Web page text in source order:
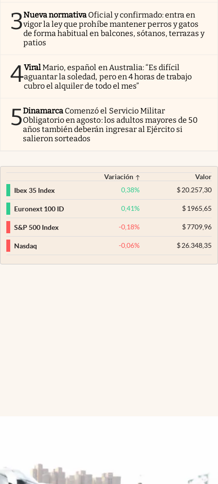
3Nueva normativa Oficial y confirmado: entra en
vigor la ley que prohíbe mantener perros y gatos
de forma habitual en balcones, sótanos, terrazas y
patios
4ViralMario, español en Australia: “Es difícil
aguantar la soledad, pero en 4 horas de trabajo
cubro el alquiler de todo el mes”
5Dinamarca Comenzó el Servicio Militar
Obligatorio en agosto: los adultos mayores de 50
años también deberán ingresar al Ejército si
salieron sorteados
Variación
Valor
Ibex 35 Index
0,38% $20.257,30
Euronext 100 ID 0,41% $1965,65
S&P 500 Index -0,18% $7709,96
Nasdaq -0,06% $26.348,35